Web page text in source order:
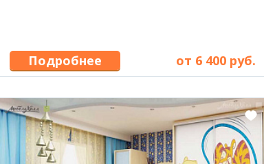
Подробнее от 6 400 руб.